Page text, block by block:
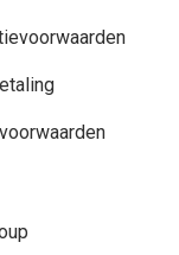
retinylacetaat,
D-